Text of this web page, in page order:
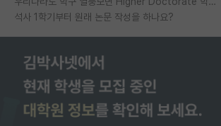
석사 1학기부터 원래 논문 작성을 하나요?